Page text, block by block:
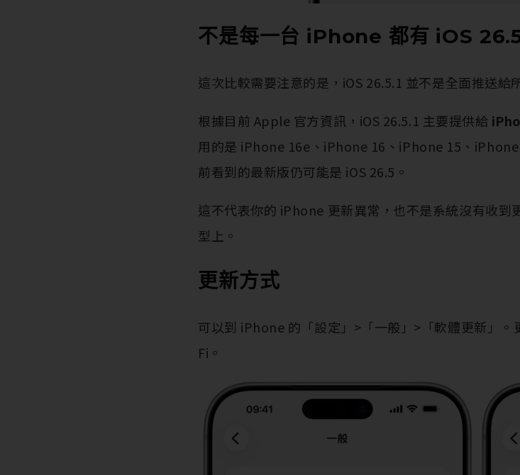
不是每一台 iPhone 都有 iOS
這次比較需要注意的是，iOS 26.5.1 並不是全面推送給
根據目前 Apple 官方資訊，iOS 26.5.1 主要提供給
用的是 iPhone 16e、iPhone 16、iPhone 15、
前看到的最新版仍可能是 iOS 26.5。
這不代表你的 iPhone 更新異常，也不是系統沒有收到
型上。
更新方式
可以到 iPhone 的「設定」>「一般」>「軟體更新」
Fi。